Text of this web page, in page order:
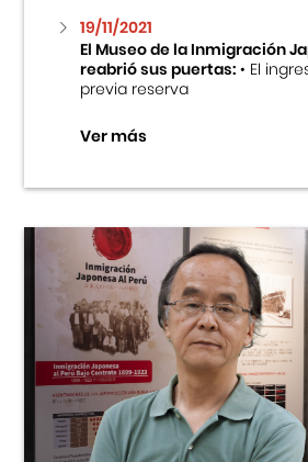
19/11/2021
El Museo de la Inmigración
reabrió sus puertas:• El
previa reserva
Ver más